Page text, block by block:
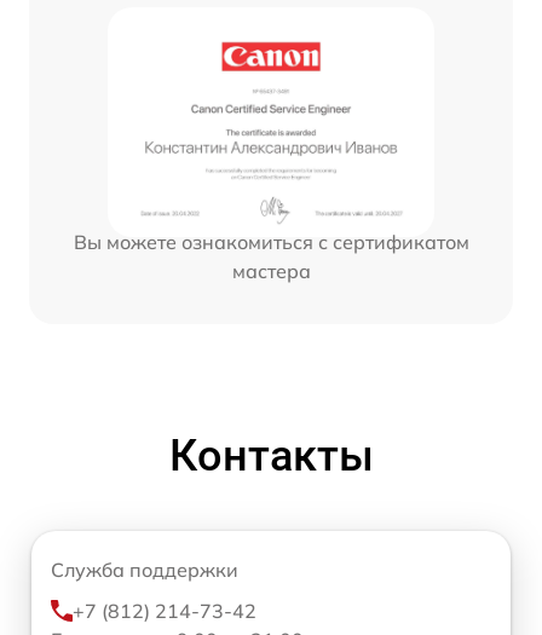
Вы можете ознакомиться с сертификатом
мастера
Контакты
Служба поддержки
+7 (812) 214-73-42